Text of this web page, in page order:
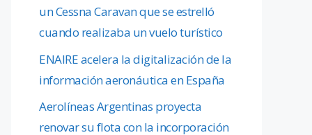
un Cessna Caravan que se estrelló
cuando realizaba un vuelo turístico
ENAIRE acelera la digitalización de la
información aeronáutica en España
Aerolíneas Argentinas proyecta
renovar su flota con la incorporación